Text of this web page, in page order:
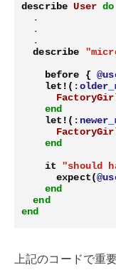
describe User do
.
.
.
describe
before
{
let! (
end
let! (
end
it
"should
expect(
end
end
end
上記のコードで重